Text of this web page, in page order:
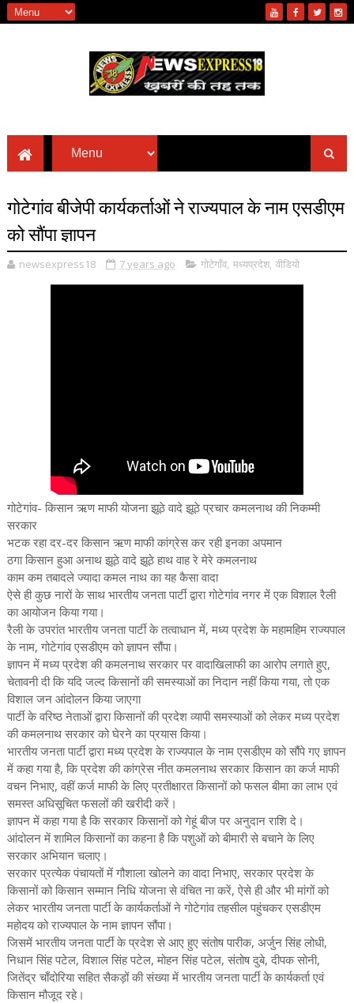
गोटेगांव बीजेपी कार्यकर्ताओं ने राज्यपाल के नाम एसडीएम
को सौंपा ज्ञापन
newsexpress18 7 years ago गोटेगाँव, मध्यप्रदेश, वीडियो
गोटेगांव- किसान ऋण माफी योजना झूठे वादे झूठे प्रचार कमलनाथ की निकम्मी
सरकार
भटक रहा दर-दर किसान ऋण माफी कांग्रेस कर रही इनका अपमान
ठगा किसान हुआ अनाथ झूठे वादे झूठे हाथ वाह रे मेरे कमलनाथ
काम कम तबादले ज्यादा कमल नाथ का यह कैसा वादा
ऐसे ही कुछ नारों के साथ भारतीय जनता पार्टी द्वारा गोटेगांव नगर में एक विशाल रैली
का आयोजन किया गया।
रैली के उपरांत भारतीय जनता पार्टी के तत्वाधान में, मध्य प्रदेश के महामहिम राज्यपाल
के नाम, गोटेगांव एसडीएम को ज्ञापन सौंपा।
ज्ञापन में मध्य प्रदेश की कमलनाथ सरकार पर वादाखिलाफी का आरोप लगाते हुए,
चेतावनी दी कि यदि जल्द किसानों की समस्याओं का निदान नहीं किया गया, तो एक
विशाल जन आंदोलन किया जाएगा
पार्टी के वरिष्ठ नेताओं द्वारा किसानों की प्रदेश व्यापी समस्याओं को लेकर मध्य प्रदेश
की कमलनाथ सरकार को घेरने का प्रयास किया।
भारतीय जनता पार्टी द्वारा मध्य प्रदेश के राज्यपाल के नाम एसडीएम को सौंपे गए ज्ञापन
में कहा गया है, कि प्रदेश की कांग्रेस नीत कमलनाथ सरकार किसान का कर्ज माफी
वचन निभाए, वहीं कर्ज माफी के लिए प्रतीक्षारत किसानों को फसल बीमा का लाभ एवं
समस्त अधिसूचित फसलों की खरीदी करें।
ज्ञापन में कहा गया है कि सरकार किसानों को गेहूं बीज पर अनुदान राशि दे।
आंदोलन में शामिल किसानों का कहना है कि पशुओं को बीमारी से बचाने के लिए
सरकार अभियान चलाए।
सरकार प्रत्येक पंचायतों में गौशाला खोलने का वादा निभाए, सरकार प्रदेश के
किसानों को किसान सम्मान निधि योजना से वंचित ना करें, ऐसे ही और भी मांगों को
लेकर भारतीय जनता पार्टी के कार्यकर्ताओं ने गोटेगांव तहसील पहुंचकर एसडीएम
महोदय को राज्यपाल के नाम ज्ञापन सौंपा।
जिसमें भारतीय जनता पार्टी के प्रदेश से आए हुए संतोष पारीक, अर्जुन सिंह लोधी,
निधान सिंह पटेल, विशाल सिंह पटेल, मोहन सिंह पटेल, संतोष दुबे, दीपक सोनी,
जितेंद्र चाँदोरिया सहित सैकड़ों की संख्या में भारतीय जनता पार्टी के कार्यकर्ता एवं
किसान मौजूद रहे।